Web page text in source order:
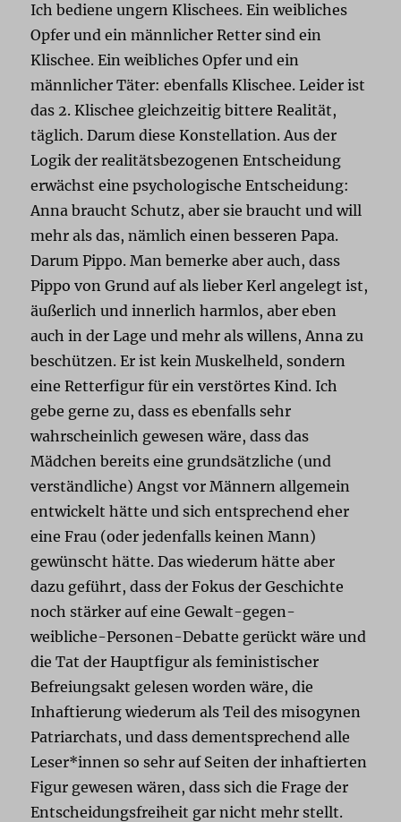
Ich bediene ungern Klischees. Ein weibliches
Opfer und ein männlicher Retter sind ein
Klischee. Ein weibliches Opfer und ein
männlicher Täter: ebenfalls Klischee. Leider ist
das 2. Klischee gleichzeitig bittere Realität,
täglich. Darum diese Konstellation. Aus der
Logik der realitätsbezogenen Entscheidung
erwächst eine psychologische Entscheidung:
Anna braucht Schutz, aber sie braucht und will
mehr als das, nämlich einen besseren Papa.
Darum Pippo. Man bemerke aber auch, dass
Pippo von Grund auf als lieber Kerl angelegt ist,
äußerlich und innerlich harmlos, aber eben
auch in der Lage und mehr als willens, Anna zu
beschützen. Er ist kein Muskelheld, sondern
eine Retterfigur für ein verstörtes Kind. Ich
gebe gerne zu, dass es ebenfalls sehr
wahrscheinlich gewesen wäre, dass das
Mädchen bereits eine grundsätzliche (und
verständliche) Angst vor Männern allgemein
entwickelt hätte und sich entsprechend eher
eine Frau (oder jedenfalls keinen Mann)
gewünscht hätte. Das wiederum hätte aber
dazu geführt, dass der Fokus der Geschichte
noch stärker auf eine Gewalt-gegen-
weibliche-Personen-Debatte gerückt wäre und
die Tat der Hauptfigur als feministischer
Befreiungsakt gelesen worden wäre, die
Inhaftierung wiederum als Teil des misogynen
Patriarchats, und dass dementsprechend alle
Leser*innen so sehr auf Seiten der inhaftierten
Figur gewesen wären, dass sich die Frage der
Entscheidungsfreiheit gar nicht mehr stellt.